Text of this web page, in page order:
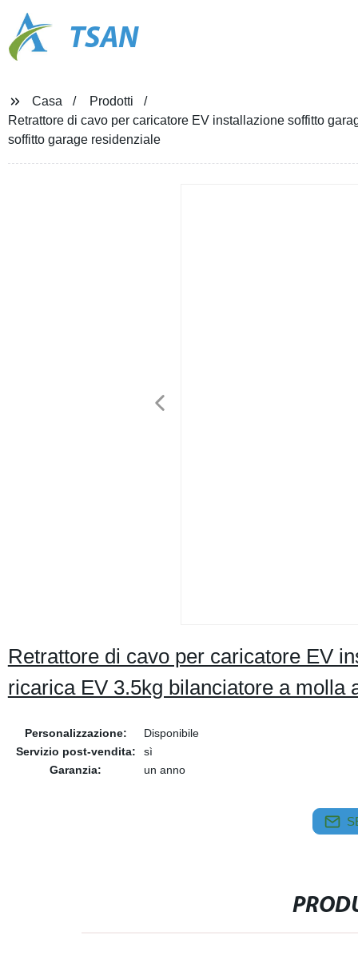
TSAN
Casa
Prodotti
Retrattore di cavo per caricatore EV installazione soffitto
soffitto garage residenziale
Retrattore di cavo per caricatore EV
ricarica EV 3.5kg bilanciatore a molla
Personalizzazione:
Disponibile
Servizio post-vendita:
sì
Garanzia:
un anno